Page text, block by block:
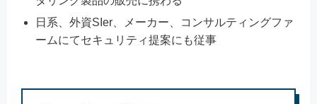
日系、外資SIer、メーカー、コンサルティングファ
ームにてセキュリティ提案にも従事